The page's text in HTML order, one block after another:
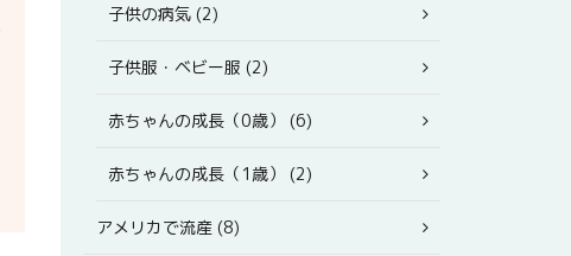
子供の病気 (2)
子供服・ベビー服 (2)
赤ちゃんの成長（0歳） (6)
赤ちゃんの成長（1歳） (2)
アメリカで流産 (8)